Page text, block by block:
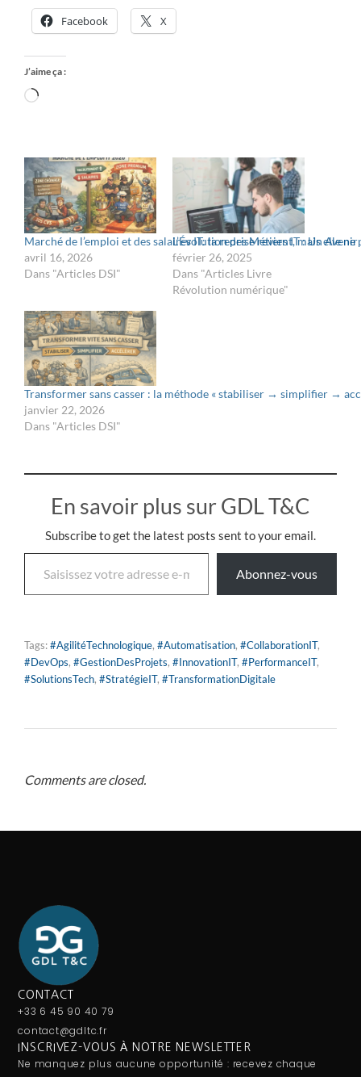
Facebook X
J’aime ça :
Marché de l’emploi et des salaires IT: la reprise revient, mais elle
avril 16, 2026
Dans "Articles DSI"
L’Évolution des Métiers IT : Un
février 26, 2025
Dans "Articles Livre
Révolution numérique"
Transformer sans casser : la méthode « stabiliser → simplifier →
janvier 22, 2026
Dans "Articles DSI"
En savoir plus sur GDL T&C
Subscribe to get the latest posts sent to your email.
Abonnez-vous
Tags:#AgilitéTechnologique, #Automatisation, #CollaborationIT,
#DevOps, #GestionDesProjets, #InnovationIT, #PerformanceIT,
#SolutionsTech, #StratégieIT, #TransformationDigitale
Comments are closed.
CONTACT
+33 6 45 90 40 79
contact@gdltc.fr
INSCRIVEZ-VOUS À NOTRE NEWSLETTER
Ne manquez plus aucune opportunité : recevez chaque